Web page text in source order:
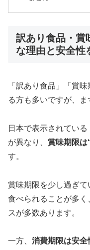
訳あり食品・賞
な理由と安全性
「訳あり食品」「賞
る方も多いですが、ま
日本で表示されてい
が異なり、 賞味期限は
す。
賞味期限を少し過ぎ
食べられることが多
スが多数あります。
一方、 消費期限は安